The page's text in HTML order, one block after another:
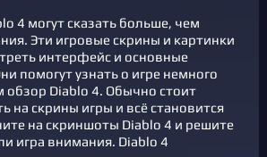
4 могут сказать больше, чем
Эти игровые скрины и картинки
интерфейс и основные
помогут узнать о игре немного
обзор Diablo 4. Обычно стоит
на скрины игры и всё становится
на скриншоты Diablo 4 и решите
игра внимания. Diablo 4